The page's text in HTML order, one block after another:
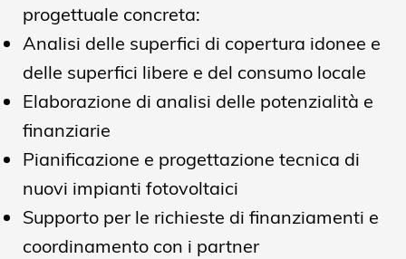
progettuale concreta:
Analisi delle superfici di copertura idonee e
delle superfici libere e del consumo locale
Elaborazione di analisi delle potenzialità e
finanziarie
Pianificazione e progettazione tecnica di
nuovi impianti fotovoltaici
Supporto per le richieste di finanziamenti e
coordinamento con i partner